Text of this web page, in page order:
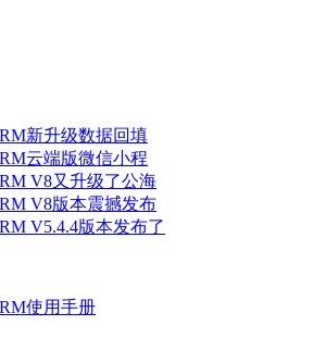
新升级数据回填
云端版微信小程
V8又升级了公海
V8版本震撼发布
V5.4.4版本发布了
使用手册